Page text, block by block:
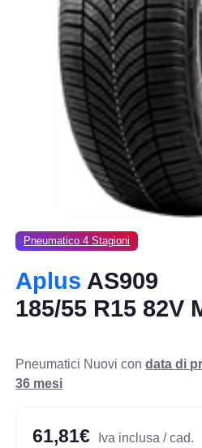
Pneumatico 4 Stagioni
Aplus AS909
185/55 R15 82V
Pneumatici Nuovi condata di
36 mesi
61,81€ Iva inclusa / cad.